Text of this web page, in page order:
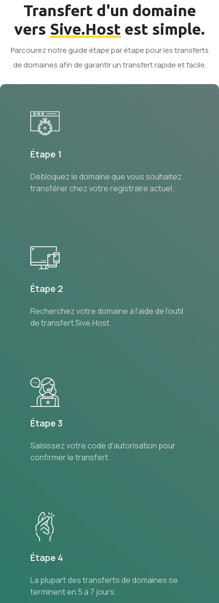
Transfert d'un domaine
vers Sive.Host est simple.
Parcourez notre guide étape par étape pour les transferts
de domaines afin de garantir un transfert rapide et facile.
Étape 1
Débloquez le domaine que vous souhaitez
transférer chez votre registraire actuel.
Étape 2
Recherchez votre domaine à l'aide de l'outil
de transfert Sive.Host.
Étape 3
Saisissez votre code d'autorisation pour
confirmer le transfert.
Étape 4
La plupart des transferts de domaines se
terminent en 5 à 7 jours.